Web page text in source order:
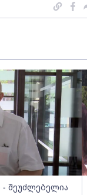
- შეუძლებელია